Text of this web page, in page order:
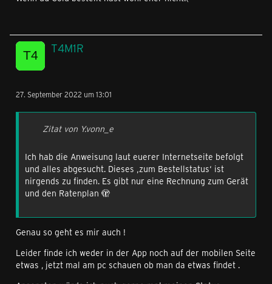
T4M1R
27. September 2022 um 13:01
Zitat von Y.vonn_e
Ich hab die Anweisung laut euerer Internetseite befolgt
und alles abgesucht. Dieses ‚zum Bestellstatus‘ ist
nirgends zu finden. Es gibt nur eine Rechnung zum Gerät
und den Ratenplan 🫣
Genau so geht es mir auch !
Leider finde ich weder in der App noch auf der mobilen Seite
etwas , jetzt mal am pc schauen ob man da etwas findet .